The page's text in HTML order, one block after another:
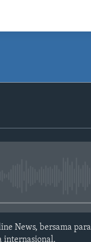
News, bersama para
internasional.